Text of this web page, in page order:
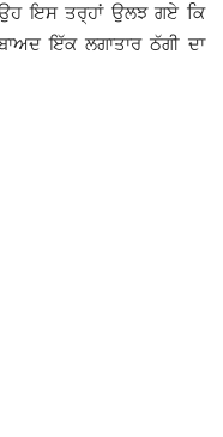
ਇਸ ਤਰ੍ਹਾਂ ਉਲਝ ਗਏ ਕਿ
ਇੱਕ ਲਗਾਤਾਰ ਠੱਗੀ ਦਾ